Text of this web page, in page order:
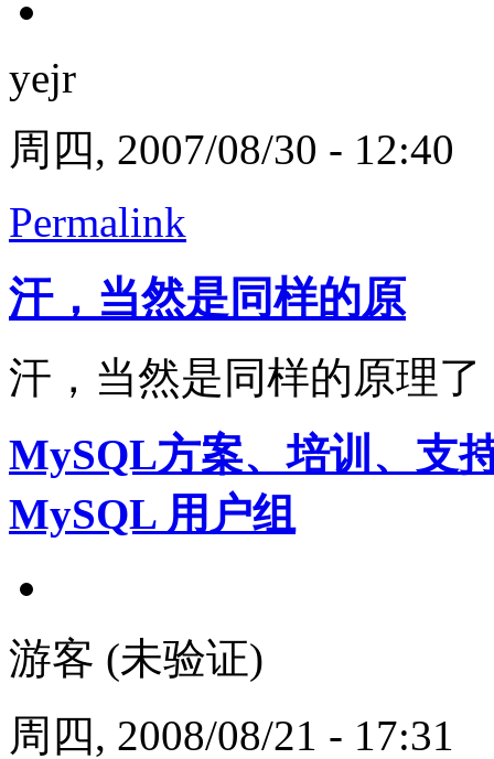
yejr
周四, 2007/08/30 - 12:40
Permalink
汗，当然是同样的原
汗，当然是同样的原理
MySQL方案、培训、支
MySQL 用户组
游客 (未验证)
周四, 2008/08/21 - 17:31